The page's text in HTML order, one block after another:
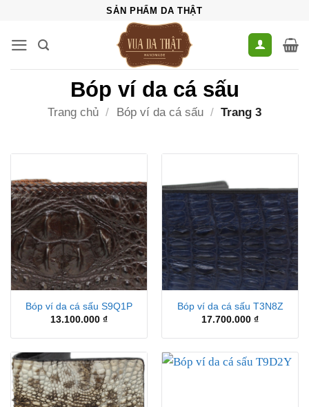
nội
dung
SẢN PHẨM DA THẬT
Bóp ví da cá sấu
Trang chủ / Bóp ví da cá sấu / Trang 3
Bóp ví da cá sấu S9Q1P
13.100.000 ₫
Bóp ví da cá sấu T3N8Z
17.700.000 ₫